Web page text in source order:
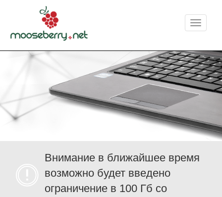
Меню
Внимание в ближайшее время
возможно будет введено
ограничение в 100 Гб со